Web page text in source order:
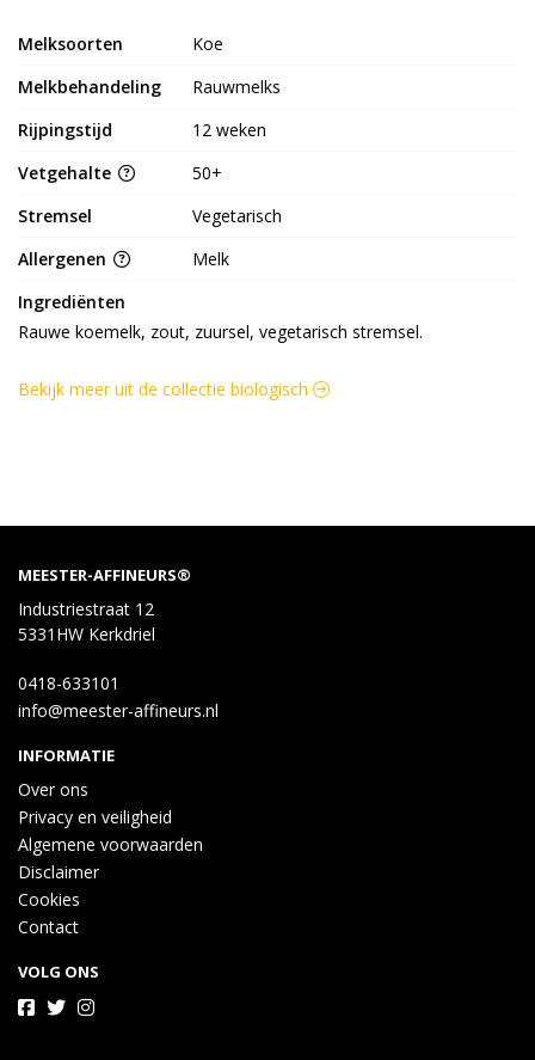
Melksoorten
Koe
Melkbehandeling
Rauwmelks
Rijpingstijd
12 weken
Vetgehalte
50+
Stremsel
Vegetarisch
Allergenen
Melk
Ingrediënten
Rauwe koemelk, zout, zuursel, vegetarisch stremsel.
Bekijk meer uit de collectie biologisch
MEESTER-AFFINEURS®
Industriestraat 12
5331HW Kerkdriel
0418-633101
info@meester-affineurs.nl
INFORMATIE
Over ons
Privacy en veiligheid
Algemene voorwaarden
Disclaimer
Cookies
Contact
VOLG ONS